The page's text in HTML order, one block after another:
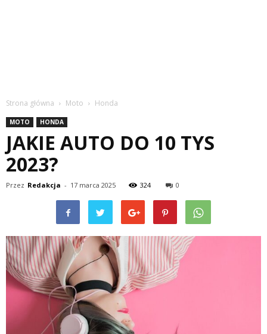
Strona główna Moto Honda
MOTO HONDA
JAKIE AUTO DO 10 TYS
2023?
Przez Redakcja - 17 marca 2025 324 0